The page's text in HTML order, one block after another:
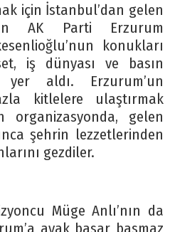
için İstanbul’dan gelen
AK Parti Erzurum
konukları
iş dünyası ve basın
yer aldı. Erzurum’un
kitlelere ulaştırmak
organizasyonda, gelen
şehrin lezzetlerinden
gezdiler.
Müge Anlı’nın da